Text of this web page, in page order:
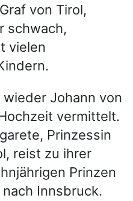
von Tirol,
schwach,
vielen
Johann von
vermittelt.
Prinzessin
reist zu ihrer
Prinzen
Innsbruck.